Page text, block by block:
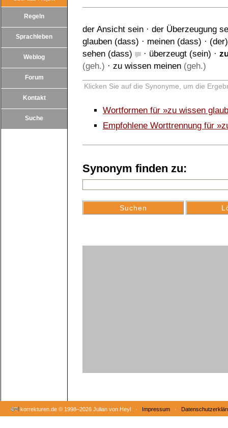
Regeln
Sprachleben
Weblog
Forum
Kontakt
Suche
der Ansicht sein · der Überzeugung
glauben (dass) · meinen (dass) ·
sehen (dass)
· überzeugt (sein) ·
(geh.) · zu wissen meinen (geh.)
Klicken Sie auf die Synonyme, um die
Wortformen für »zu wissen
Empfohlene Worttrennung für
Synonym finden zu:
korrekturen.de © 1998–2026 Julian von Heyl · Impressum ·